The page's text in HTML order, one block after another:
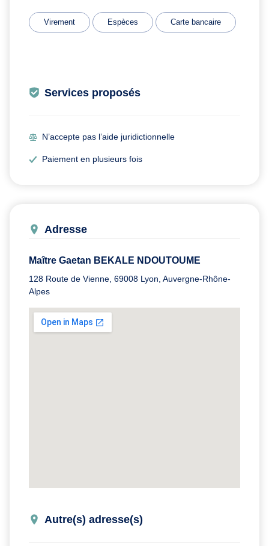
Virement Espèces Carte bancaire
Services proposés
N’accepte pas l’aide juridictionnelle
Paiement en plusieurs fois
Adresse
Maître Gaetan BEKALE NDOUTOUME
128 Route de Vienne, 69008 Lyon, Auvergne-Rhône-
Alpes
Autre(s) adresse(s)